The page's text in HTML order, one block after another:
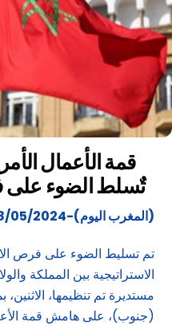
قمة الأعمال
تٌسلط الضوء على
(المغرب اليوم)-08/05/2024
تم تسليط الضوء على فرص
الاستراتيجية بين المملكة
مستديرة تم تنظيمها،
(جنوب)، على هامش قمة